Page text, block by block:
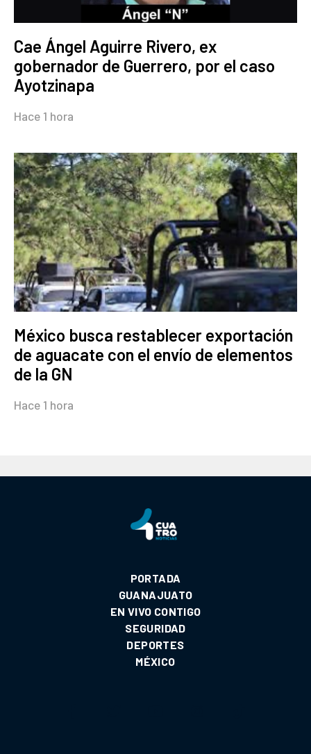
Cae Ángel Aguirre Rivero, ex
gobernador de Guerrero, por el caso
Ayotzinapa
Hace 1 hora
México busca restablecer exportación
de aguacate con el envío de elementos
de la GN
Hace 1 hora
PORTADA
GUANAJUATO
EN VIVO CONTIGO
SEGURIDAD
DEPORTES
MÉXICO